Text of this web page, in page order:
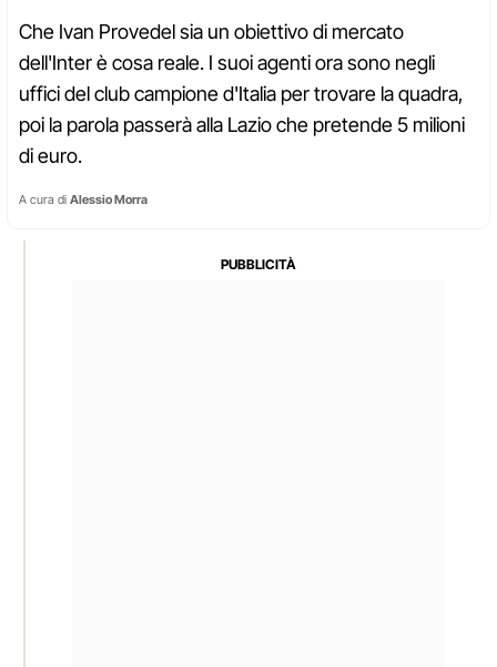
Che Ivan Provedel sia un obiettivo di mercato
dell'Inter è cosa reale. I suoi agenti ora sono negli
uffici del club campione d'Italia per trovare la quadra,
poi la parola passerà alla Lazio che pretende 5 milioni
di euro.
A cura di Alessio Morra